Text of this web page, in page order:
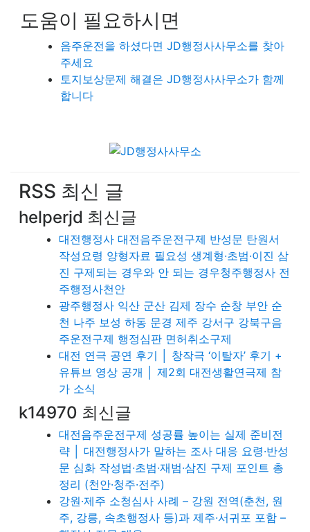
도움이 필요하시면
음주운전을 하셨다면 JD행정사사무소를 찾아
주세요
토지보상문제 해결은 JD행정사사무소가 함께
합니다
RSS 최신 글
helperjd 최신글
대전행정사 대전음주운전구제 반성문 탄원서
작성요령 양형자료 필요성 생계형·초범·이진 삼
진 구제되는 경우와 안 되는 경우청주행정사 전
주행정사천안
광주행정사 익산 군산 김제 장수 순창 부안 순
천 나주 보성 하동 문경 제주 강서구 강북구음
주운전구제 행정심판 면허취소구제
대전 연극 공연 후기 │ 창작극 ‘이탈자’ 후기 +
유튜브 영상 공개 │ 제2회 대전생활연극제 참
가 소식
k14970 최신글
대전음주운전구제 성공률 높이는 실제 준비전
략 │ 대전행정사가 말하는 조사 대응 요령·반성
문 심화 작성법·초범·재범·삼진 구제 포인트 총
정리 (천안·청주·전주)
강원·제주 소청심사 사례 – 강원 전역(춘천, 원
주, 강릉, 속초행정사 등)과 제주·서귀포 포함 –